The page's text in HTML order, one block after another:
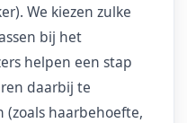
We kiezen zulke
bij het
helpen een stap
daarbij te
(zoals haarbehoefte,